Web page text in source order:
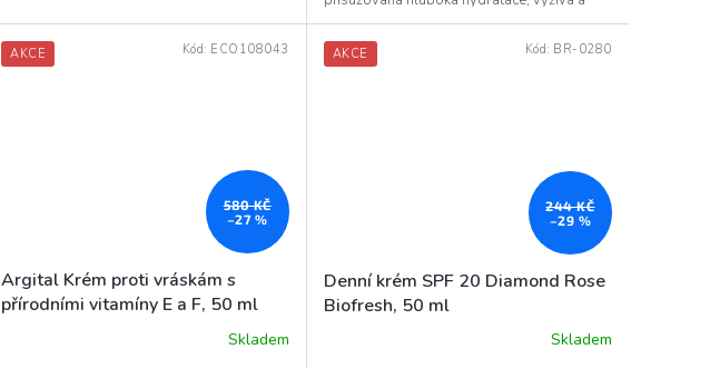
ochrana, s cílem...
AKCE
580 KČ
–27 %
Argital Krém proti vráskám s
přírodními vitamíny E a F, 50 ml
Skladem
Kód: ECO108043 AKCE
244 KČ
–29 %
Denní krém SPF 20 Diamond Rose
Biofresh, 50 ml
Skladem
Kód: BR-0280